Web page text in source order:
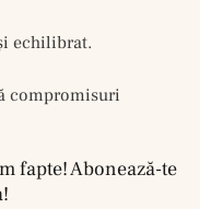
echilibrat.
compromisuri
fapte! Abonează-te